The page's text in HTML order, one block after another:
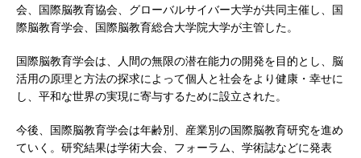
会、国際脳教育協会、グローバルサイバー大学が共同主催し、国
際脳教育学会、国際脳教育総合大学院大学が主管した。
国際脳教育学会は、人間の無限の潜在能力の開発を目的とし、脳
活用の原理と方法の探求によって個人と社会をより健康・幸せに
し、平和な世界の実現に寄与するために設立された。
今後、国際脳教育学会は年齢別、産業別の国際脳教育研究を進め
ていく。研究結果は学術大会、フォーラム、学術誌などに発表